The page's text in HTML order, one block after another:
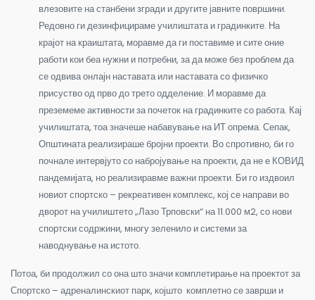
влезовите на станбени згради и другите јавните површини.
Редовно ги дезинфицираме училиштата и градинките. На
крајот на краиштата, моравме да ги поставиме и сите оние
работи кои беа нужни и потребни, за да може без проблем да
се одвива онлајн наставата или наставата со физичко
присуство од прво до трето одделение. И моравме да
преземеме активности за почеток на градинките со работа. Кај
училиштата, тоа значеше набавување на ИТ опрема. Сепак,
Општината реализираше бројни проекти. Во спротивно, би го
почнале интервјуто со набројување на проекти, да не е КОВИД
пандемијата, но реализиравме важни проекти. Би го издвоил
новиот спортско – рекреативен комплекс, кој се направи во
дворот на училиштето „Лазо Трповски“ на 11.000 м2, со нови
спортски содржини, многу зеленило и системи за
наводнување на истото.
Потоа, би продолжил со она што значи комплетирање на проектот за
Спортско – адреналинскиот парк, којшто комплетно се заврши и